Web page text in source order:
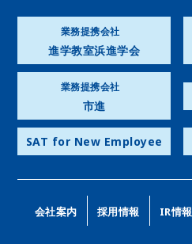
業務提携会社
進学教室浜進学会
業務提携会社
市進
SAT for New Employee
会社案内 採用情報 IR情報